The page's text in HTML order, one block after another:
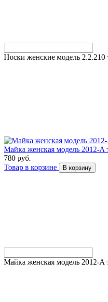
Носки женские модель 2.2.210
Майка женская модель 2012-A
780 руб.
Товар в корзине
В корзину
Майка женская модель 2012-A